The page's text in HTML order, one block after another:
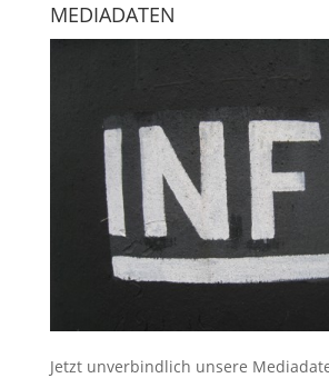
MEDIADATEN
Jetzt unverbindlich unsere